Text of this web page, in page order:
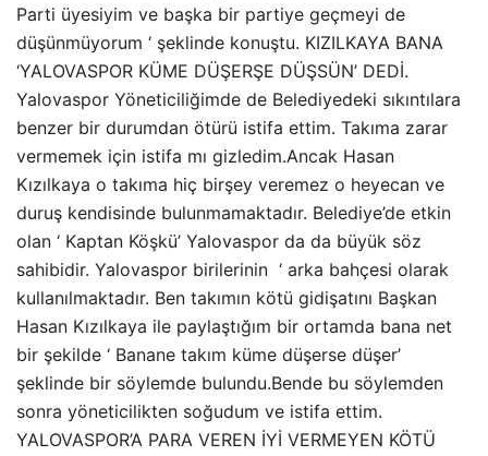
Parti üyesiyim ve başka bir partiye geçmeyi de
düşünmüyorum ‘ şeklinde konuştu. KIZILKAYA BANA
‘YALOVASPOR KÜME DÜŞERŞE DÜŞSÜN’ DEDİ.
Yalovaspor Yöneticiliğimde de Belediyedeki sıkıntılara
benzer bir durumdan ötürü istifa ettim. Takıma zarar
vermemek için istifa mı gizledim.Ancak Hasan
Kızılkaya o takıma hiç birşey veremez o heyecan ve
duruş kendisinde bulunmamaktadır. Belediye’de etkin
olan ‘ Kaptan Köşkü’ Yalovaspor da da büyük söz
sahibidir. Yalovaspor birilerinin ‘ arka bahçesi olarak
kullanılmaktadır. Ben takımın kötü gidişatını Başkan
Hasan Kızılkaya ile paylaştığım bir ortamda bana net
bir şekilde ‘ Banane takım küme düşerse düşer’
şeklinde bir söylemde bulundu.Bende bu söylemden
sonra yöneticilikten soğudum ve istifa ettim.
YALOVASPOR’A PARA VEREN İYİ VERMEYEN KÖTÜ